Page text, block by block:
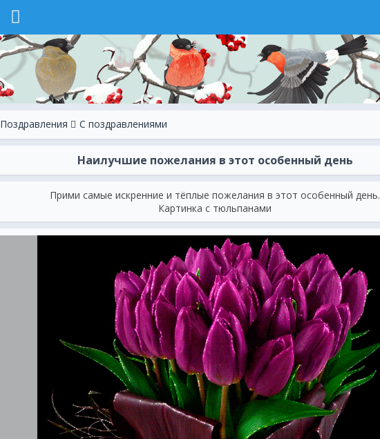
Поздравления С поздравлениями
Наилучшие пожелания в этот особенный день
Прими самые искренние и тёплые пожелания в этот особенный день.
Картинка с тюльпанами